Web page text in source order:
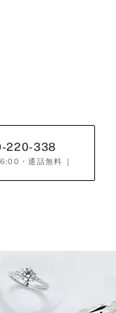
220-338
・通話無料 ］